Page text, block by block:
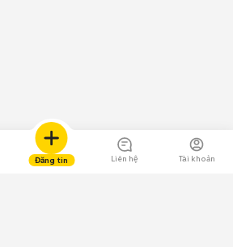
Đăng tin Liên hệ Tài khoản